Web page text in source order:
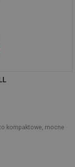
kompaktowe, mocne